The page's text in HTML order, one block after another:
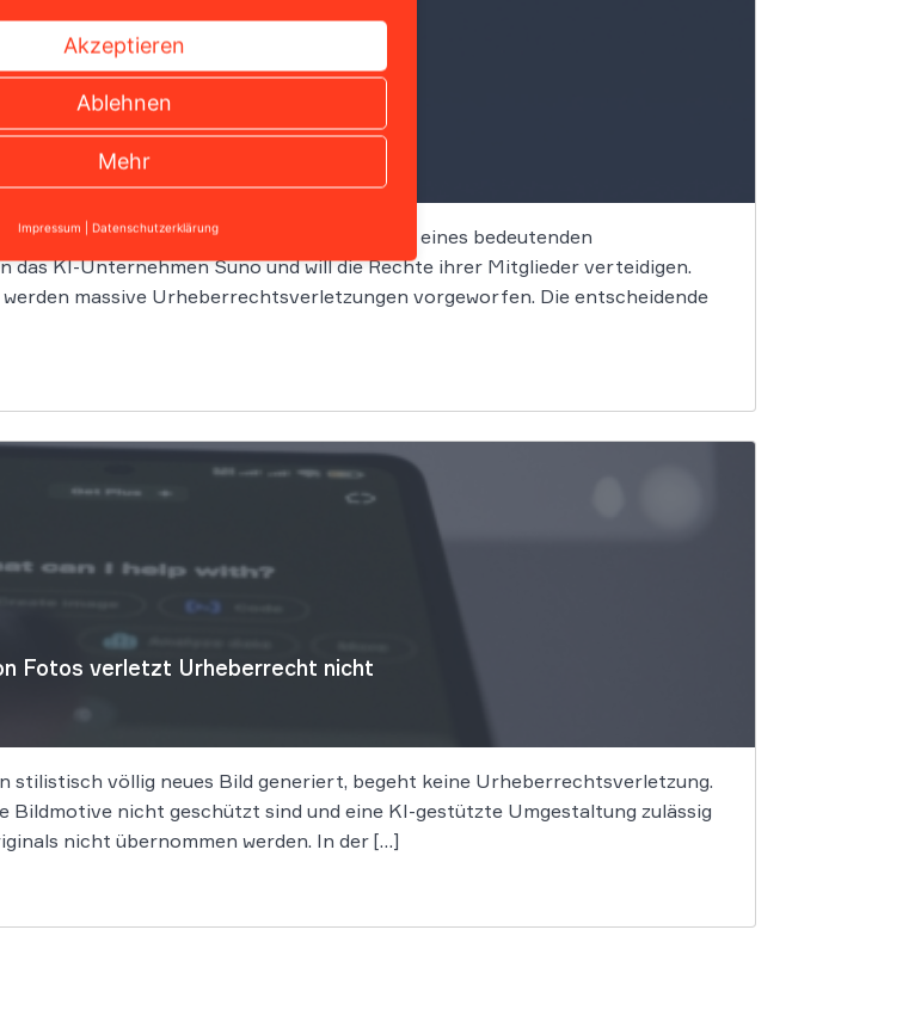
Urteil
zeitlose Klassiker könnten nun zum Zentrum eines bedeutenden
das KI-Unternehmen Suno und will die Rechte ihrer Mitglieder verteidigen.
massive Urheberrechtsverletzungen vorgeworfen. Die entscheidende
Fotos verletzt Urheberrecht nicht
stilistisch völlig neues Bild generiert, begeht keine Urheberrechtsverletzung.
Bildmotive nicht geschützt sind und eine KI-gestützte Umgestaltung zulässig
nicht übernommen werden. In der […]
Akzeptieren
Ablehnen
Mehr
Impressum | Datenschutzerklärung